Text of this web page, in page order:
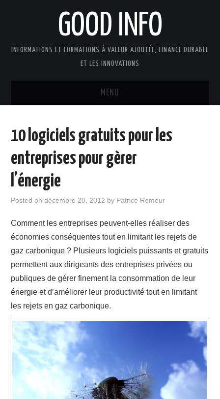
GOOD INFO
INFORMATIONS ET FORMATIONS À VALEUR AJOUTÉE, FINANCE DURABLE
ET LES INNOVATIONS
MENU
GOOD INFO DANS LA PRESSE
BOUTIQUE FORMATION ETUDES
PUBLICATIONS
10 logiciels gratuits pour les
entreprises pour gèrer
l’énergie
Posted ondécembre 20, 2012 by Patrice Remeur
Comment les entreprises peuvent-elles réaliser des
économies conséquentes tout en limitant les rejets de
gaz carbonique ? Plusieurs logiciels puissants et gratuits
permettent aux dirigeants des entreprises privées ou
publiques de gérer finement la consommation de leur
énergie et d’améliorer leur productivité tout en limitant
les rejets en gaz carbonique.